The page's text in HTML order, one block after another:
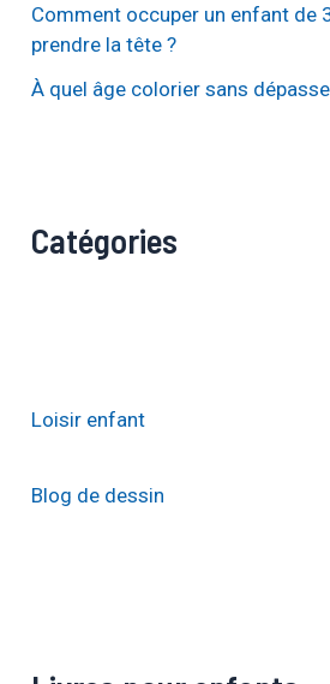
Comment occuper un enfant de
prendre la tête ?
À quel âge colorier sans
Catégories
Loisir enfant
Blog de dessin